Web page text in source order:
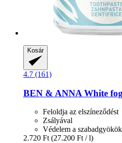
Kosár
4.7 (161)
BEN & ANNA White
Feloldja az elszíneződést
Zsályával
Védelem a
2.720 Ft (27.200 Ft / l)